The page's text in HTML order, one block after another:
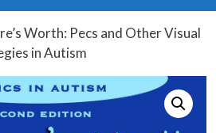
Worth: Pecs and Other Visual
in Autism